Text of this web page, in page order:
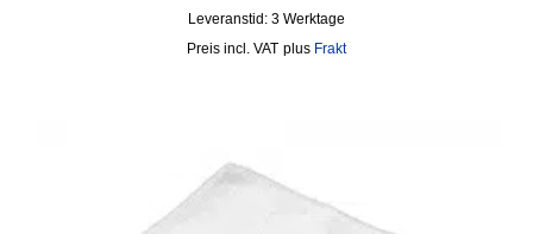
Leveranstid: 3 Werktage
incl. VAT plus Frakt